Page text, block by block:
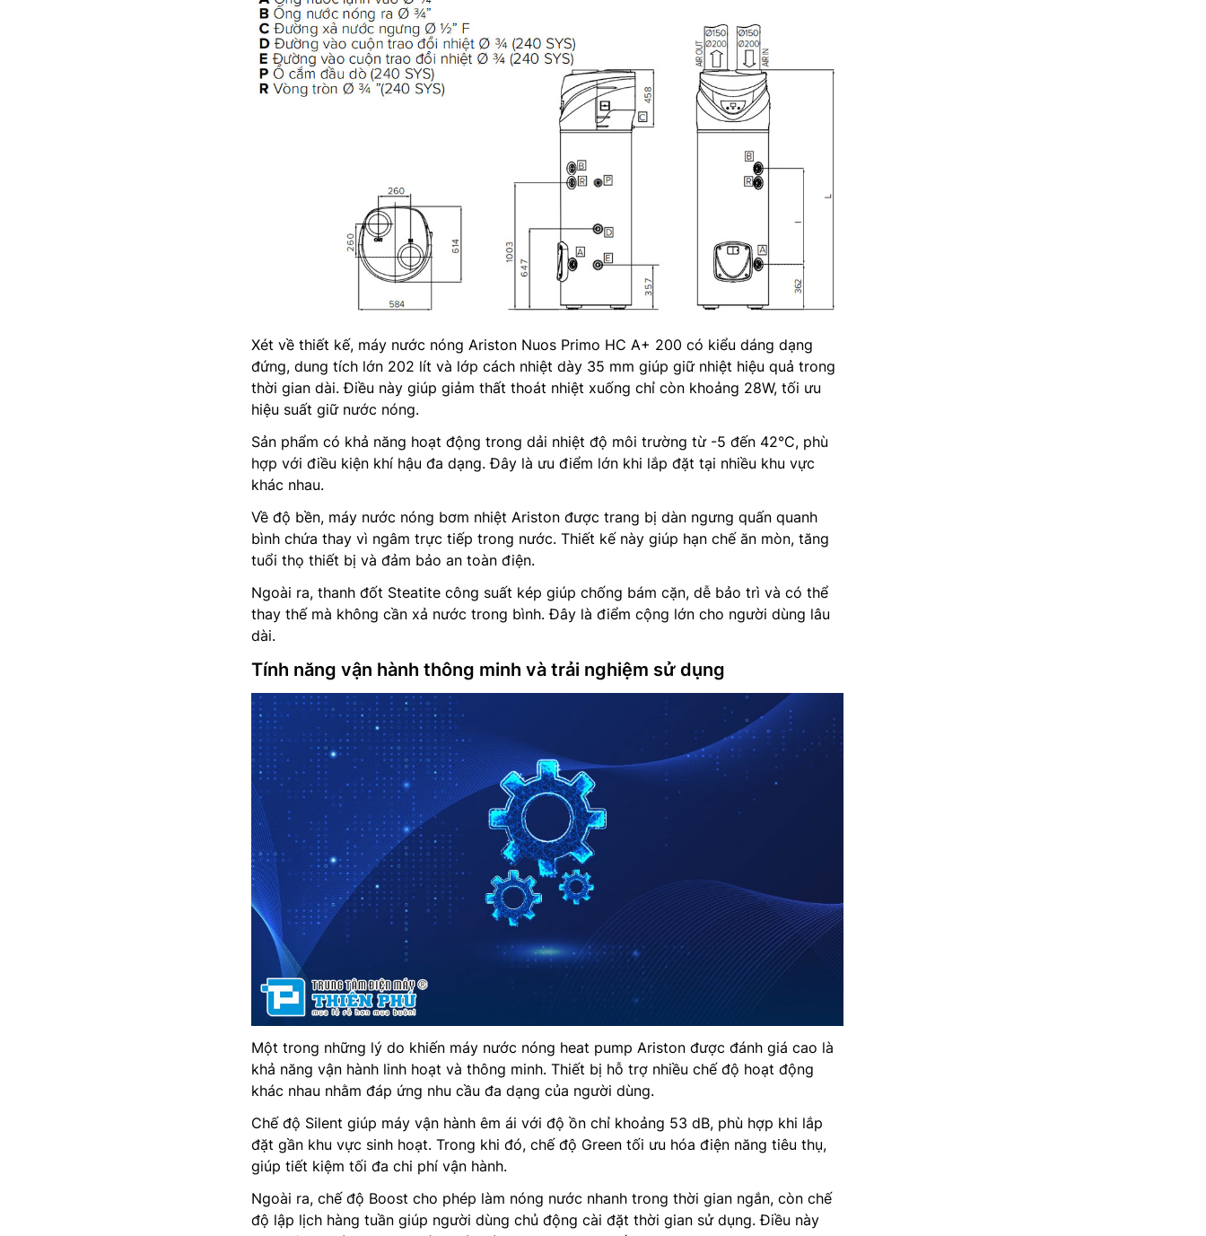
Xét về thiết kế, máy nước nóng Ariston Nuos Primo HC A+ 200 có kiểu dáng dạng
đứng, dung tích lớn 202 lít và lớp cách nhiệt dày 35 mm giúp giữ nhiệt hiệu quả trong
thời gian dài. Điều này giúp giảm thất thoát nhiệt xuống chỉ còn khoảng 28W, tối ưu
hiệu suất giữ nước nóng.
Sản phẩm có khả năng hoạt động trong dải nhiệt độ môi trường từ -5 đến 42°C, phù
hợp với điều kiện khí hậu đa dạng. Đây là ưu điểm lớn khi lắp đặt tại nhiều khu vực
khác nhau.
Về độ bền, máy nước nóng bơm nhiệt Ariston được trang bị dàn ngưng quấn quanh
bình chứa thay vì ngâm trực tiếp trong nước. Thiết kế này giúp hạn chế ăn mòn, tăng
tuổi thọ thiết bị và đảm bảo an toàn điện.
Ngoài ra, thanh đốt Steatite công suất kép giúp chống bám cặn, dễ bảo trì và có thể
thay thế mà không cần xả nước trong bình. Đây là điểm cộng lớn cho người dùng lâu
dài.
Tính năng vận hành thông minh và trải nghiệm sử dụng
Một trong những lý do khiến máy nước nóng heat pump Ariston được đánh giá cao là
khả năng vận hành linh hoạt và thông minh. Thiết bị hỗ trợ nhiều chế độ hoạt động
khác nhau nhằm đáp ứng nhu cầu đa dạng của người dùng.
Chế độ Silent giúp máy vận hành êm ái với độ ồn chỉ khoảng 53 dB, phù hợp khi lắp
đặt gần khu vực sinh hoạt. Trong khi đó, chế độ Green tối ưu hóa điện năng tiêu thụ,
giúp tiết kiệm tối đa chi phí vận hành.
Ngoài ra, chế độ Boost cho phép làm nóng nước nhanh trong thời gian ngắn, còn chế
độ lập lịch hàng tuần giúp người dùng chủ động cài đặt thời gian sử dụng. Điều này